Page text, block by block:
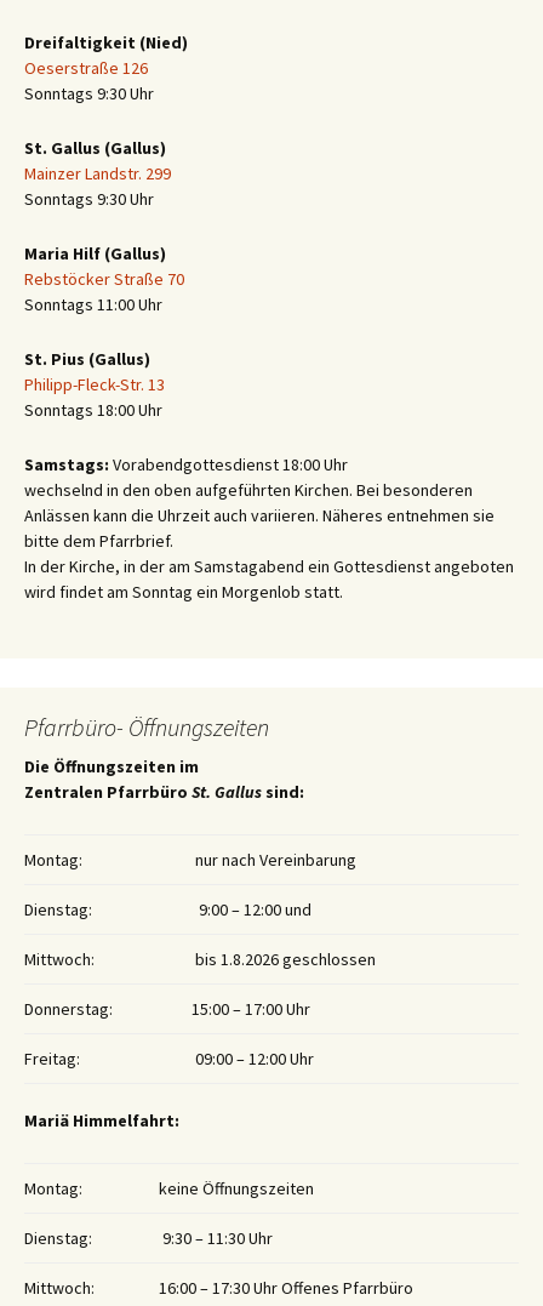
Dreifaltigkeit (Nied)
Oeserstraße 126
Sonntags 9:30 Uhr
St. Gallus (Gallus)
Mainzer Landstr. 299
Sonntags 9:30 Uhr
Maria Hilf (Gallus)
Rebstöcker Straße 70
Sonntags 11:00 Uhr
St. Pius (Gallus)
Philipp-Fleck-Str. 13
Sonntags 18:00 Uhr
Samstags: Vorabendgottesdienst 18:00 Uhr
wechselnd in den oben aufgeführten Kirchen. Bei besonderen
Anlässen kann die Uhrzeit auch variieren. Näheres entnehmen sie
bitte dem Pfarrbrief.
In der Kirche, in der am Samstagabend ein Gottesdienst angeboten
wird findet am Sonntag ein Morgenlob statt.
Pfarrbüro- Öffnungszeiten
Die Öffnungszeiten im
Zentralen Pfarrbüro St. Gallus sind:
Montag: nur nach Vereinbarung
Dienstag: 9:00 – 12:00 und
Mittwoch: bis 1.8.2026 geschlossen
Donnerstag: 15:00 – 17:00 Uhr
Freitag: 09:00 – 12:00 Uhr
Mariä Himmelfahrt:
Montag: keine Öffnungszeiten
Dienstag: 9:30 – 11:30 Uhr
Mittwoch: 16:00 – 17:30 Uhr Offenes Pfarrbüro